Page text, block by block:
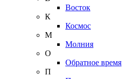
Восток
К
Космос
М
Молния
О
Обратное время
П